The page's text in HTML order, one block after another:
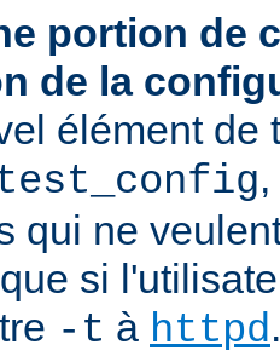
portion de
de la
élément de
qui ne
si
-t à httpd.